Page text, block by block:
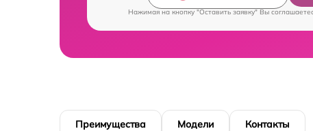
Нажимая на кнопку "Оставить заявку" Вы
Преимущества Модели Контакты